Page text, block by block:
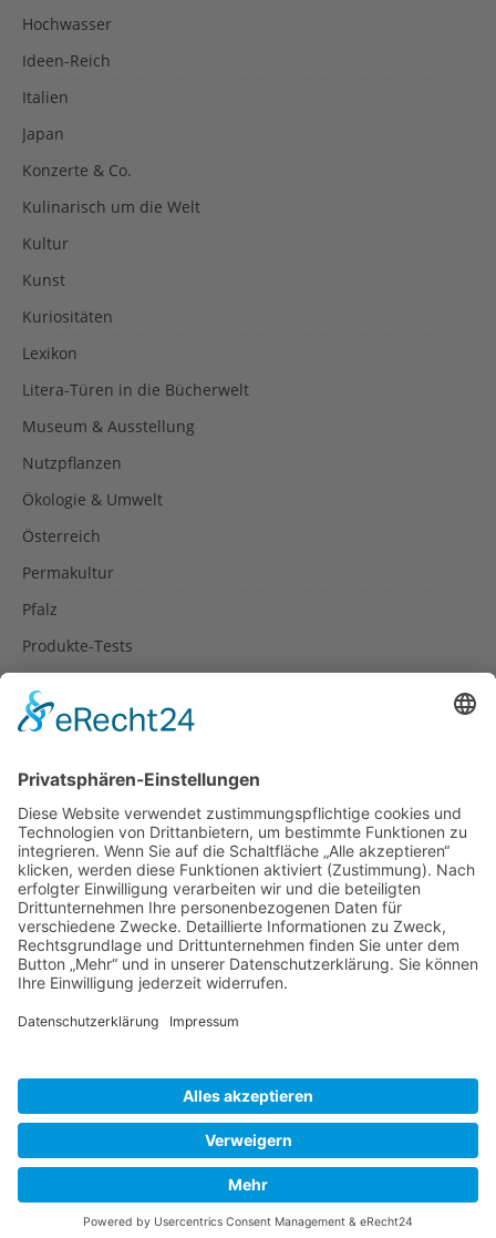
Hochwasser
Ideen-Reich
Italien
Japan
Konzerte & Co.
Kulinarisch um die Welt
Kultur
Kunst
Kuriositäten
Lexikon
Litera-Türen in die Bücherwelt
Museum & Ausstellung
Nutzpflanzen
Ökologie & Umwelt
Österreich
Permakultur
Pfalz
Produkte-Tests
Rezepte
Spanien
Südtirol
USA
Weihnachten
Weihnachtstexte
Datenschutzerklärung
Impressum
Cookie-Einstellungen